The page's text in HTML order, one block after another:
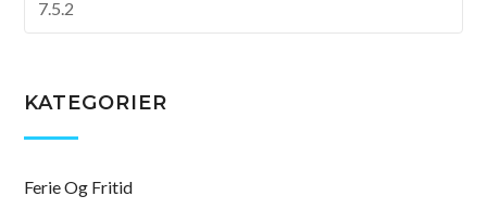
KATEGORIER
Ferie Og Fritid